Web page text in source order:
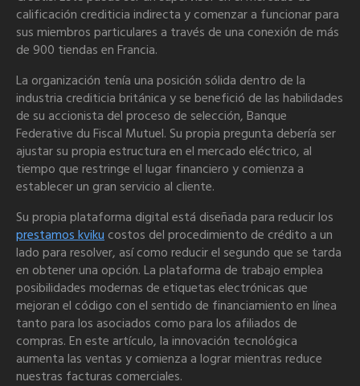
calificación crediticia indirecta y comenzar a funcionar para
sus miembros particulares a través de una conexión de más
de 900 tiendas en Francia.
La organización tenía una posición sólida dentro de la
industria crediticia británica y se benefició de las habilidades
de su accionista del proceso de selección, Banque
Federative du Fiscal Mutuel. Su propia pregunta debería ser
ajustar su propia estructura en el mercado eléctrico, al
tiempo que restringe el lugar financiero y comienza a
establecer un gran servicio al cliente.
Su propia plataforma digital está diseñada para reducir los
prestamos kviku costos del procedimiento de crédito a un
lado para resolver, así como reducir el segundo que se tarda
en obtener una opción. La plataforma de trabajo emplea
posibilidades modernas de etiquetas electrónicas que
mejoran el código con el sentido de financiamiento en línea
tanto para los asociados como para los afiliados de
compras. En este artículo, la innovación tecnológica
aumenta las ventas y comienza a lograr mientras reduce
nuestras facturas comerciales.